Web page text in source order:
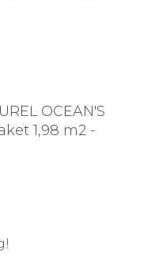
OCEAN'S
1,98 m2 -